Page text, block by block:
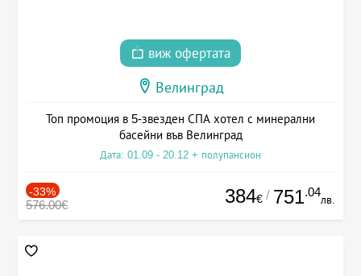
виж офертата
Велинград
Топ промоция в 5-звезден СПА хотел с минерални
басейни във Велинград
Дата: 01.09 - 20.12 + полупансион
-33%
576.00€ 384€ / 751.04
лв.